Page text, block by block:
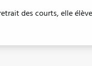
des courts, elle